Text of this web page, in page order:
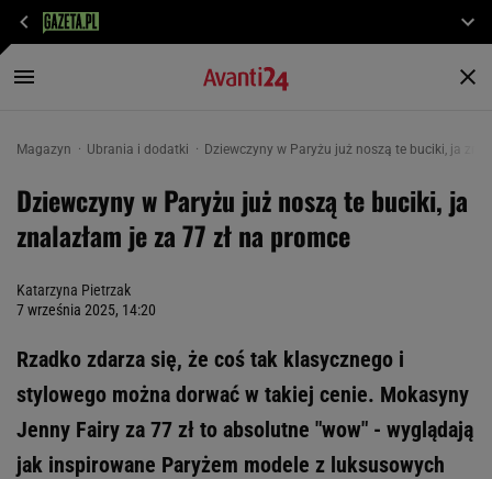
Magazyn Ubrania i dodatki Dziewczyny w Paryżu już noszą te buciki, ja
Dziewczyny w Paryżu już noszą te buciki, ja
znalazłam je za 77 zł na promce
Katarzyna Pietrzak
7 września 2025, 14:20
Rzadko zdarza się, że coś tak klasycznego i
stylowego można dorwać w takiej cenie. Mokasyny
Jenny Fairy za 77 zł to absolutne "wow" - wyglądają
jak inspirowane Paryżem modele z luksusowych